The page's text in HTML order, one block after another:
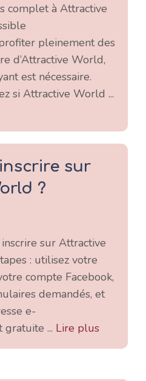
complet à Attractive
pleinement des
d’Attractive World,
est nécessaire.
si Attractive World ...
sur
?
sur Attractive
: utilisez votre
compte Facebook,
demandés, et
e-
gratuite ... Lire plus